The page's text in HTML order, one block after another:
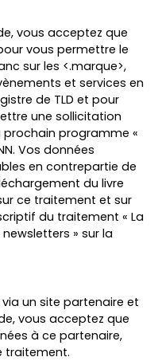
vous acceptez que
vous permettre le
sur les <.marque>,
et services en
de TLD et pour
une sollicitation
programme «
Vos données
en contrepartie de
du livre
ce traitement et sur
du traitement « La
» sur la
un site partenaire et
vous acceptez que
à ce partenaire,
traitement.